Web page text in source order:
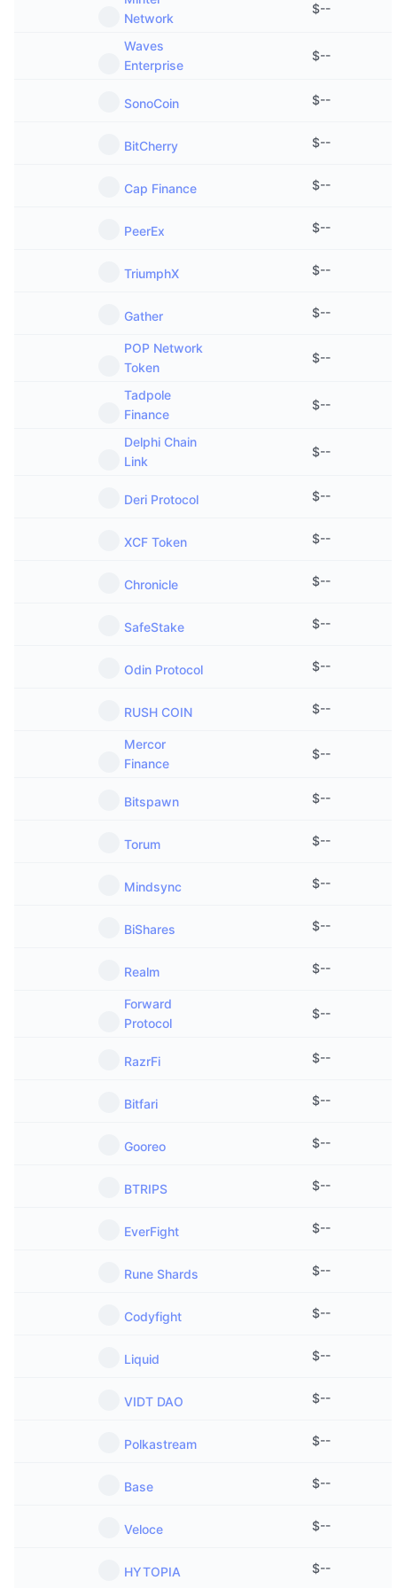
Anstehende Verkäufe
Finanzierungsraten
Network
$--
Waves
Enterprise
$--
SonoCoin $--
BitCherry $--
Cap Finance $--
PeerEx $--
TriumphX $--
Gather $--
POP Network
Token
$--
Tadpole
Finance
$--
Delphi Chain
Link
$--
Deri Protocol $--
XCF Token $--
Chronicle $--
SafeStake $--
Odin Protocol $--
RUSH COIN $--
Mercor
Finance
$--
Bitspawn $--
Torum $--
Mindsync $--
BiShares $--
Realm $--
Forward
Protocol
$--
RazrFi $--
Bitfari $--
Gooreo $--
BTRIPS $--
EverFight $--
Rune Shards $--
Codyfight $--
Liquid $--
VIDT DAO $--
Polkastream $--
Base $--
Veloce $--
HYTOPIA $--